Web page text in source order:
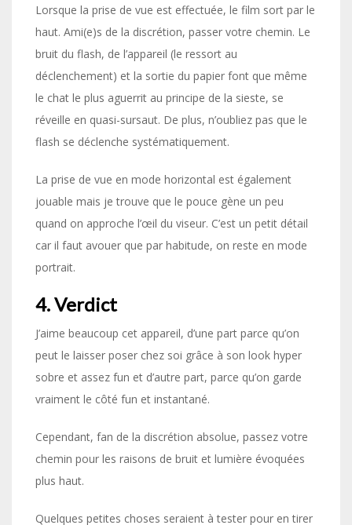
Lorsque la prise de vue est effectuée, le film sort par le
haut. Ami(e)s de la discrétion, passer votre chemin. Le
bruit du flash, de l’appareil (le ressort au
déclenchement) et la sortie du papier font que même
le chat le plus aguerrit au principe de la sieste, se
réveille en quasi-sursaut. De plus, n’oubliez pas que le
flash se déclenche systématiquement.
La prise de vue en mode horizontal est également
jouable mais je trouve que le pouce gène un peu
quand on approche l’œil du viseur. C’est un petit détail
car il faut avouer que par habitude, on reste en mode
portrait.
4. Verdict
J’aime beaucoup cet appareil, d’une part parce qu’on
peut le laisser poser chez soi grâce à son look hyper
sobre et assez fun et d’autre part, parce qu’on garde
vraiment le côté fun et instantané.
Cependant, fan de la discrétion absolue, passez votre
chemin pour les raisons de bruit et lumière évoquées
plus haut.
Quelques petites choses seraient à tester pour en tirer